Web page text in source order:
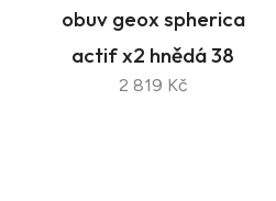
obuv geox spherica
actif x2 hnědá 38
2 819 Kč